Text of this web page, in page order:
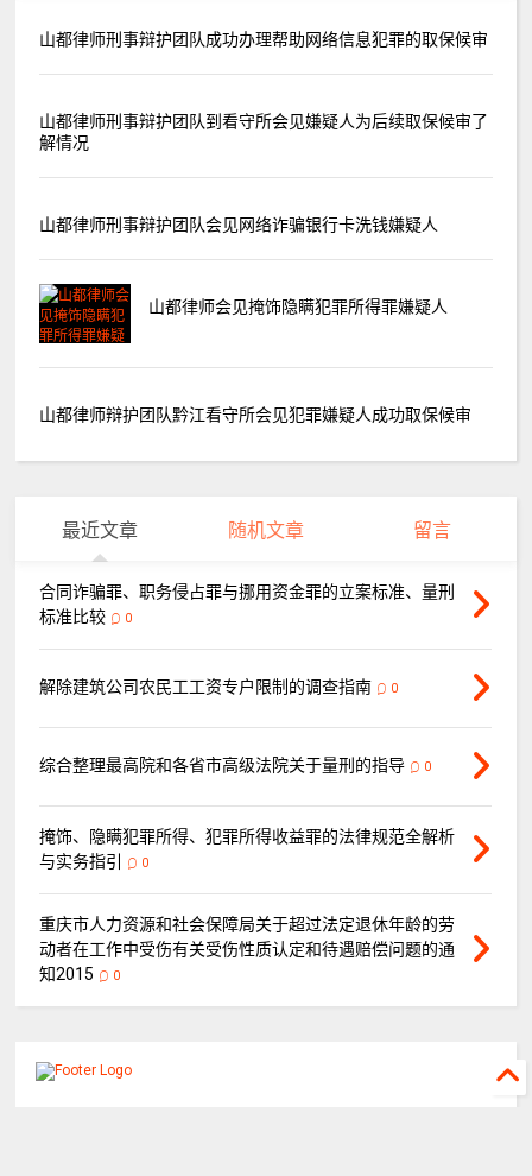
山都律师刑事辩护团队成功办理帮助网络信息犯罪的取保候审
山都律师刑事辩护团队到看守所会见嫌疑人为后续取保候审了
解情况
山都律师刑事辩护团队会见网络诈骗银行卡洗钱嫌疑人
山都律师会见掩饰隐瞒犯罪所得罪嫌疑人
山都律师辩护团队黔江看守所会见犯罪嫌疑人成功取保候审
最近文章 随机文章 留言
合同诈骗罪、职务侵占罪与挪用资金罪的立案标准、量刑
标准比较
0
解除建筑公司农民工工资专户限制的调查指南 0
综合整理最高院和各省市高级法院关于量刑的指导 0
掩饰、隐瞒犯罪所得、犯罪所得收益罪的法律规范全解析
与实务指引
0
重庆市人力资源和社会保障局关于超过法定退休年龄的劳
动者在工作中受伤有关受伤性质认定和待遇赔偿问题的通
知2015
0